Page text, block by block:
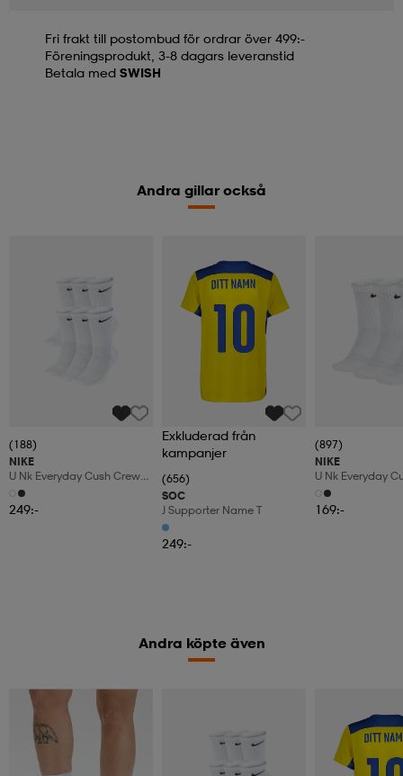
Fri frakt till postombud för ordrar över 499:-
Föreningsprodukt, 3-8 dagars leveranstid
Betala med SWISH
Andra gillar också
(188)
NIKE
U Nk Everyday Cush Crew
6pr-Bd
249:-
Exkluderad från
kampanjer
(656)
SOC
J Supporter Name T
249:-
(897)
NIKE
U Nk Everyday
3pr
169:-
Andra köpte även